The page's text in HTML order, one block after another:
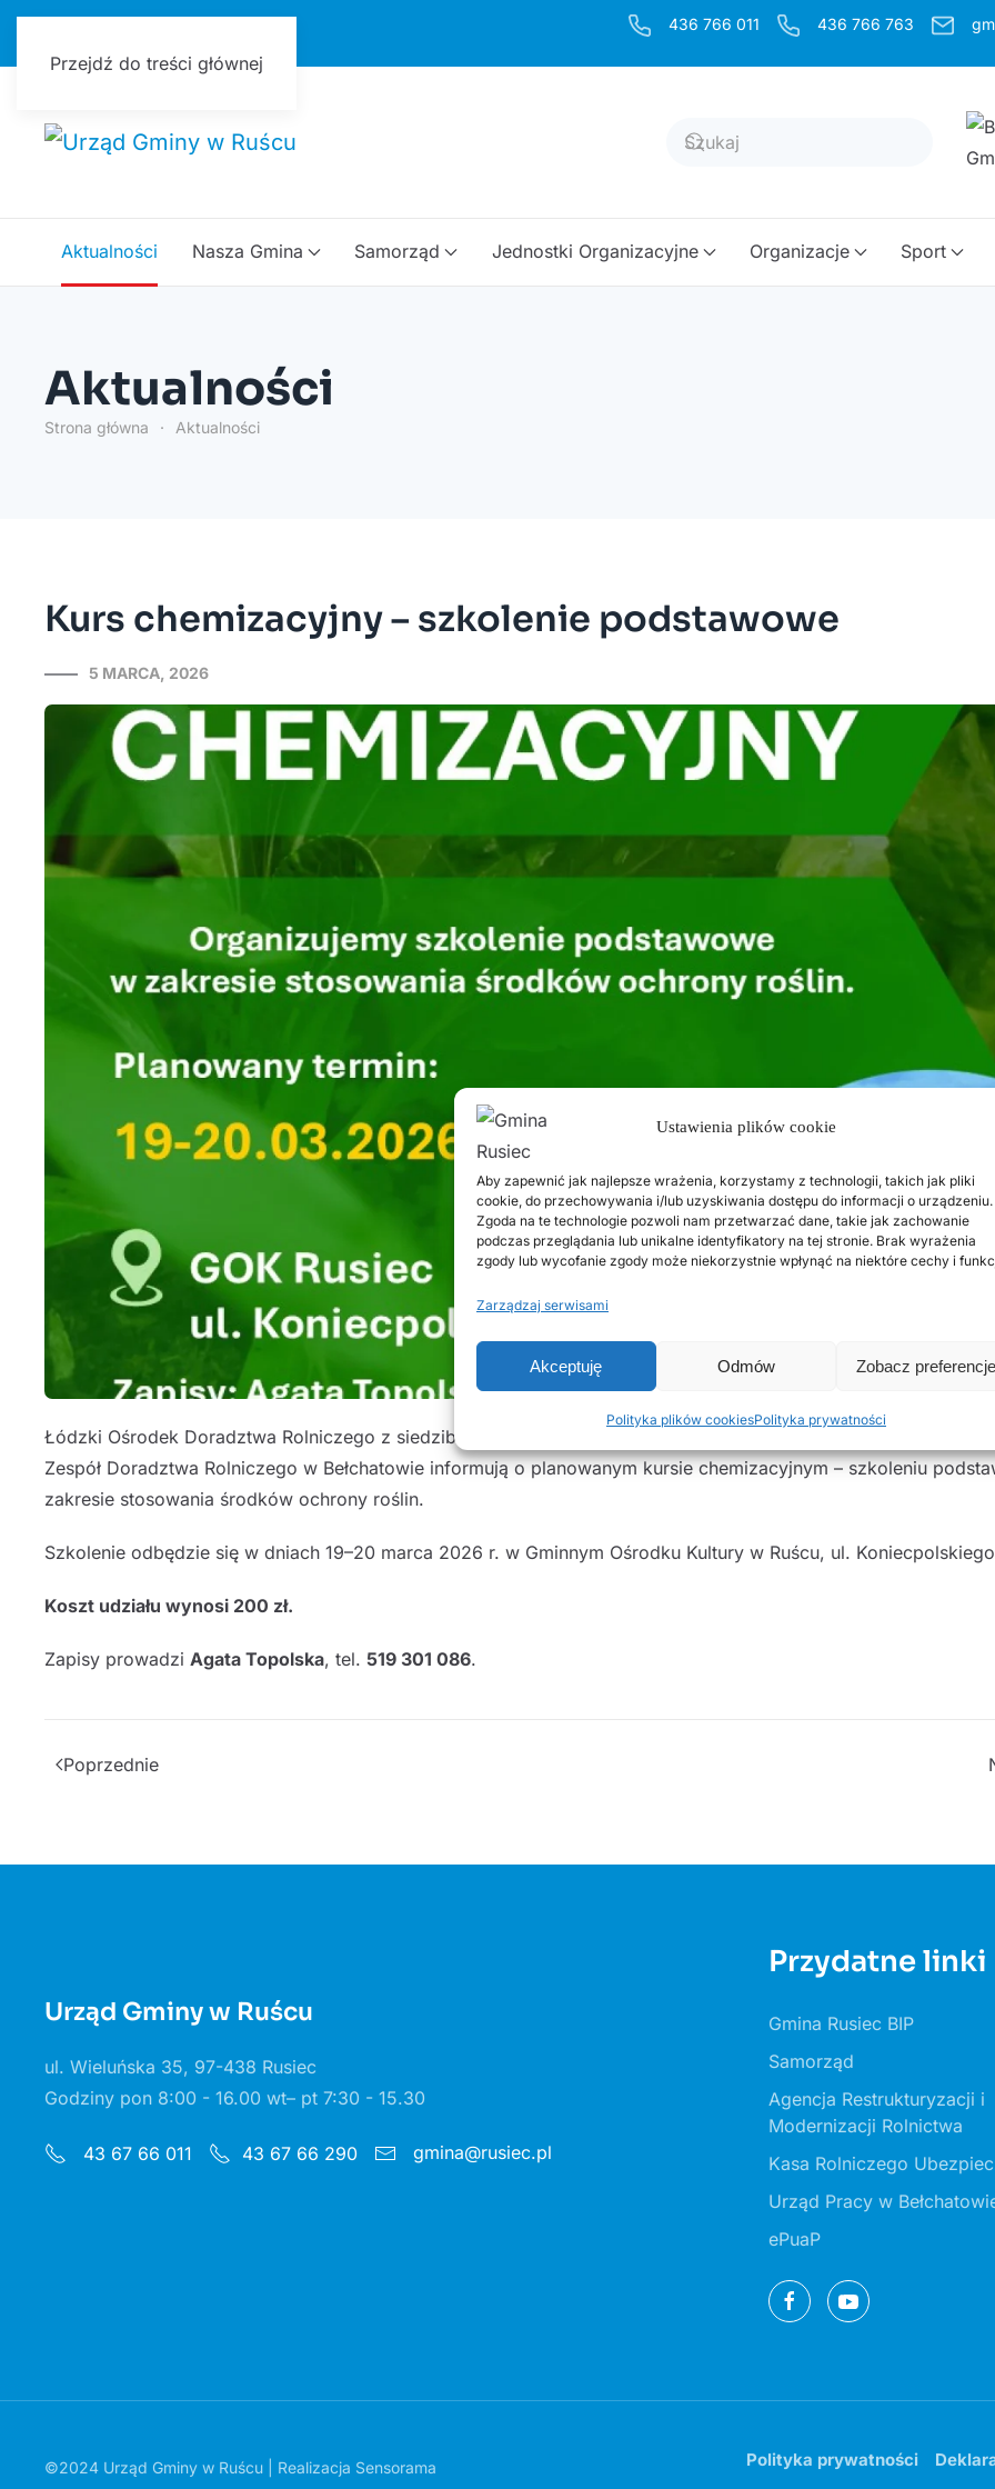
Ustawienia plików cookie
Aby zapewnić jak najlepsze wrażenia, korzystamy z technologii, takich jak pliki
cookie, do przechowywania i/lub uzyskiwania dostępu do informacji o urządzeniu.
Zgoda na te technologie pozwoli nam przetwarzać dane, takie jak zachowanie
podczas przeglądania lub unikalne identyfikatory na tej stronie. Brak wyrażenia
zgody lub wycofanie zgody może niekorzystnie wpłynąć na niektóre cechy i
Zarządzaj serwisami
Akceptuję Odmów Zobacz preferencje
Polityka plików cookiesPolityka prywatności
Przejdź do treści głównej
436 766 011 436 766 763
Aktualności Nasza Gmina Samorząd Jednostki Organizacyjne Organizacje Sport
Aktualności
Strona główna Aktualności
Kurs chemizacyjny – szkolenie podstawowe
5 MARCA, 2026
Łódzki Ośrodek Doradztwa Rolniczego z siedzibą w Bratoszewicach (Oddział w Piotrkowie Trybunalskim) oraz
Zespół Doradztwa Rolniczego w Bełchatowie informują o planowanym kursie chemizacyjnym – szkoleniu
zakresie stosowania środków ochrony roślin.
Szkolenie odbędzie się w dniach 19–20 marca 2026 r. w Gminnym Ośrodku Kultury w Ruścu, ul.
Koszt udziału wynosi 200 zł.
Zapisy prowadzi Agata Topolska, tel. 519 301 086.
Poprzednie
Urząd Gminy w Ruścu
ul. Wieluńska 35, 97-438 Rusiec
Godziny pon 8:00 - 16.00 wt– pt 7:30 - 15.30
43 67 66 011 43 67 66 290 gmina@rusiec.pl
Przydatne linki
Gmina Rusiec BIP
Samorząd
Agencja Restrukturyzacji i
Modernizacji Rolnictwa
Kasa Rolniczego
Urząd Pracy w
ePuaP
©2024 Urząd Gminy w Ruścu | Realizacja Sensorama Polityka prywatności